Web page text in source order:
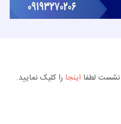
نشست لطفا اینجا را کلیک نمایید.